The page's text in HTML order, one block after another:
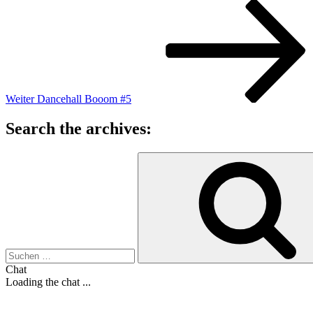
Weiter Dancehall Booom #5
Search the archives:
Chat
Loading the chat ...